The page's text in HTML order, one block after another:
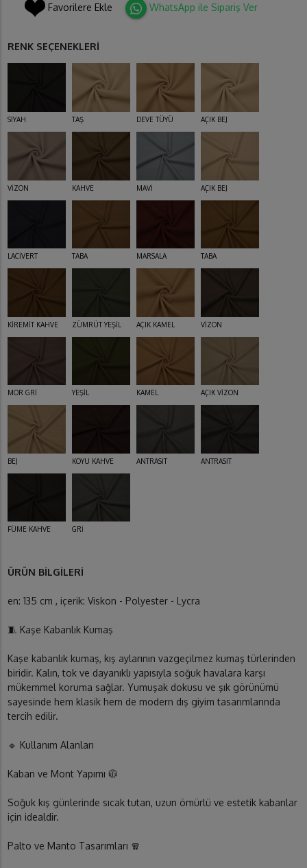
Favorilere Ekle WhatsApp ile Sipariş Ver
RENK SEÇENEKLERİ
SİYAH TAŞ DEVE TÜYÜ AÇIK BEJ
VİZON KAHVE MAVİ AÇIK BEJ
LACİVERT TABA MARSALA TABA
KİREMİT KAHVE ZÜMRÜT YEŞİL AÇIK KAMEL VİZON
MOR GRİ YEŞİL KAMEL AÇIK VİZON
BEJ KOYU KAHVE ANTRASİT ANTRASİT
FÜME KAHVE GRİ
ÜRÜN BİLGİLERİ
en: 135 cm , içerik: Viskon - Polyester - Lycra
🧵 Kaşe Kabanlık Kumaş
Kaşe kabanlık kumaş, kış aylarının vazgeçilmez kumaş türlerinden
biridir. Kalın, tok ve dayanıklı yapısıyla soğuk havalara karşı
mükemmel koruma sağlar. Yumuşak dokusu ve şık görünümü
sayesinde hem klasik hem de modern dış giyim tasarımlarında
tercih edilir.
🔹 Kullanım Alanları
Kaban ve Mont Yapımı 🧥
Soğuk kış günlerinde sıcak tutan, uzun ömürlü ve estetik kabanlar
için idealdir.
Palto ve Manto Tasarımları 🧣